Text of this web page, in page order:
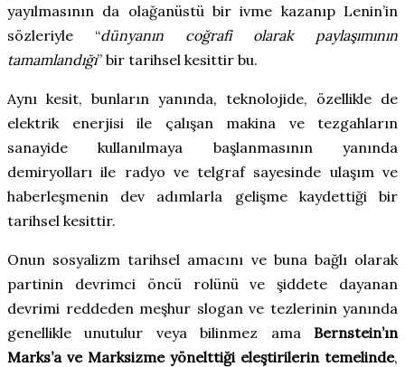
yayılmasının da olağanüstü bir ivme kazanıp Lenin’in
sözleriyle “dünyanın coğrafi olarak paylaşımının
tamamlandığı” bir tarihsel kesittir bu.
Aynı kesit, bunların yanında, teknolojide, özellikle de
elektrik enerjisi ile çalışan makina ve tezgahların
sanayide kullanılmaya başlanmasının yanında
demiryolları ile radyo ve telgraf sayesinde ulaşım ve
haberleşmenin dev adımlarla gelişme kaydettiği bir
tarihsel kesittir.
Onun sosyalizm tarihsel amacını ve buna bağlı olarak
partinin devrimci öncü rolünü ve şiddete dayanan
devrimi reddeden meşhur slogan ve tezlerinin yanında
genellikle unutulur veya bilinmez ama Bernstein’ın
Marks’a ve Marksizme yönelttiği eleştirilerin temelinde,